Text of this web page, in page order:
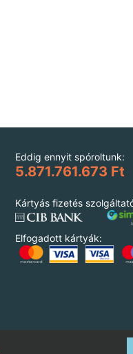
Eddig ennyit spóroltunk:
5.871.761.673 Ft
Kártyás fizetés
Elfogadott kártyák: